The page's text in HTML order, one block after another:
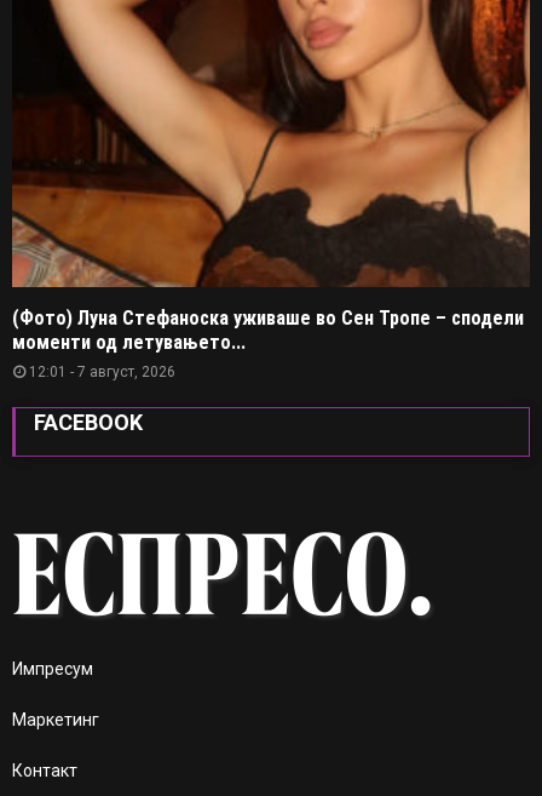
(Фото) Луна Стефаноска уживаше во Сен Тропе – сподели
моменти од летувањето...
12:01 - 7 август, 2026
FACEBOOK
Импресум
Маркетинг
Контакт